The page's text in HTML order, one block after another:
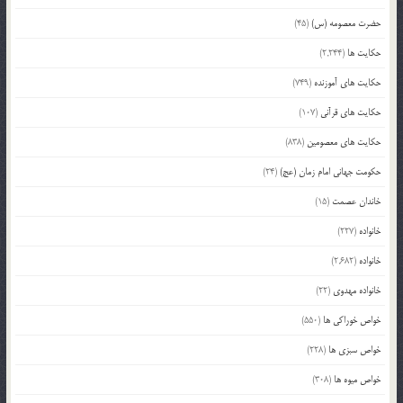
حضرت معصومه (س)(45)
حکایت ها (2,244)
حکایت های آموزنده (749)
حکایت های قرآنی (107)
حکایت های معصومین (838)
حکومت جهانی امام زمان (عج)(24)
خاندان عصمت (15)
خانواده (227)
خانواده (2,682)
خانواده مهدوی (22)
خواص خوراکی ها (550)
خواص سبزی ها (228)
خواص میوه ها (308)